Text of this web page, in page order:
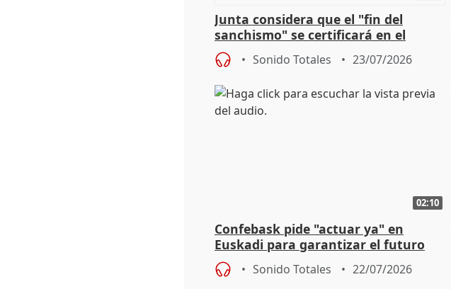
Junta considera que el "fin del
sanchismo" se certificará en el
Congreso con la "caída" del techo de
Sonido Totales 23/07/2026
02:10
Confebask pide "actuar ya" en
Euskadi para garantizar el futuro
con un pacto de país
Sonido Totales 22/07/2026